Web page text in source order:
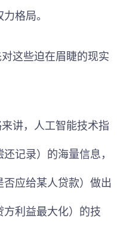
格局。
这些迫在眉睫的现实
讲，人工智能技术指
记录）的海量信息，
应给某人贷款）做出
利益最大化）的技